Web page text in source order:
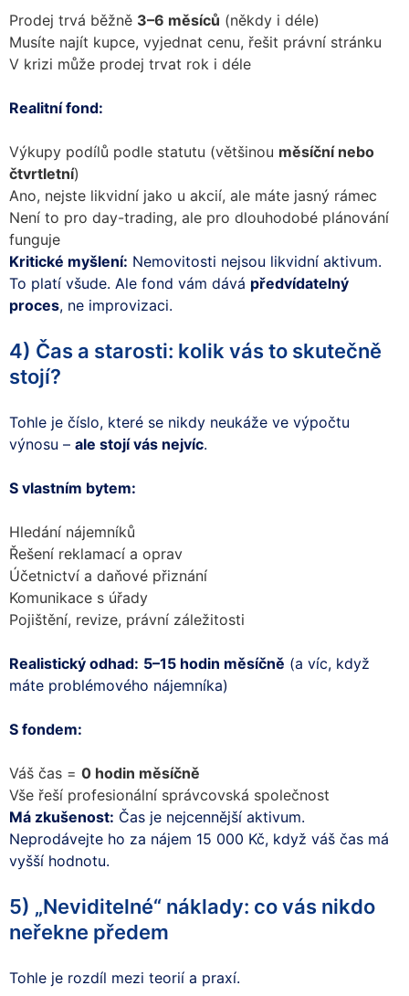
Prodej trvá běžně 3–6 měsíců (někdy i déle)
Musíte najít kupce, vyjednat cenu, řešit právní stránku
V krizi může prodej trvat rok i déle
Realitní fond:
Výkupy podílů podle statutu (většinou měsíční nebo
čtvrtletní)
Ano, nejste likvidní jako u akcií, ale máte jasný rámec
Není to pro day-trading, ale pro dlouhodobé plánování
funguje
Kritické myšlení: Nemovitosti nejsou likvidní aktivum.
To platí všude. Ale fond vám dává předvídatelný
proces, ne improvizaci.
4) Čas a starosti: kolik vás to skutečně
stojí?
Tohle je číslo, které se nikdy neukáže ve výpočtu
výnosu – ale stojí vás nejvíc.
S vlastním bytem:
Hledání nájemníků
Řešení reklamací a oprav
Účetnictví a daňové přiznání
Komunikace s úřady
Pojištění, revize, právní záležitosti
Realistický odhad: 5–15 hodin měsíčně (a víc, když
máte problémového nájemníka)
S fondem:
Váš čas = 0 hodin měsíčně
Vše řeší profesionální správcovská společnost
Má zkušenost: Čas je nejcennější aktivum.
Neprodávejte ho za nájem 15 000 Kč, když váš čas má
vyšší hodnotu.
5) „Neviditelné“ náklady: co vás nikdo
neřekne předem
Tohle je rozdíl mezi teorií a praxí.